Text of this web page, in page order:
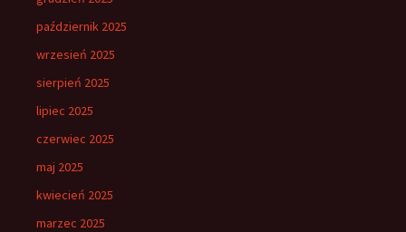
październik 2025
wrzesień 2025
sierpień 2025
lipiec 2025
czerwiec 2025
maj 2025
kwiecień 2025
marzec 2025